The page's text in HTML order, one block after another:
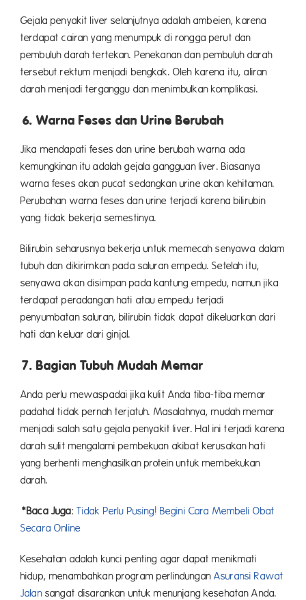
Gejala penyakit liver selanjutnya adalah ambeien, karena
terdapat cairan yang menumpuk di rongga perut dan
pembuluh darah tertekan. Penekanan dan pembuluh darah
tersebut rektum menjadi bengkak. Oleh karena itu, aliran
darah menjadi terganggu dan menimbulkan komplikasi.
6. Warna Feses dan Urine Berubah
Jika mendapati feses dan urine berubah warna ada
kemungkinan itu adalah gejala gangguan liver. Biasanya
warna feses akan pucat sedangkan urine akan kehitaman.
Perubahan warna feses dan urine terjadi karena bilirubin
yang tidak bekerja semestinya.
Bilirubin seharusnya bekerja untuk memecah senyawa dalam
tubuh dan dikirimkan pada saluran empedu. Setelah itu,
senyawa akan disimpan pada kantung empedu, namun jika
terdapat peradangan hati atau empedu terjadi
penyumbatan saluran, bilirubin tidak dapat dikeluarkan dari
hati dan keluar dari ginjal.
7. Bagian Tubuh Mudah Memar
Anda perlu mewaspadai jika kulit Anda tiba-tiba memar
padahal tidak pernah terjatuh. Masalahnya, mudah memar
menjadi salah satu gejala penyakit liver. Hal ini terjadi karena
darah sulit mengalami pembekuan akibat kerusakan hati
yang berhenti menghasilkan protein untuk membekukan
darah.
*Baca Juga: Tidak Perlu Pusing! Begini Cara Membeli Obat
Secara Online
Kesehatan adalah kunci penting agar dapat menikmati
hidup, menambahkan program perlindunganAsuransi Rawat
Jalansangat disarankan untuk menunjang kesehatan Anda.